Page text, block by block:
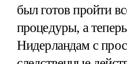
был готов пройти
процедуры, а
Нидерландам с